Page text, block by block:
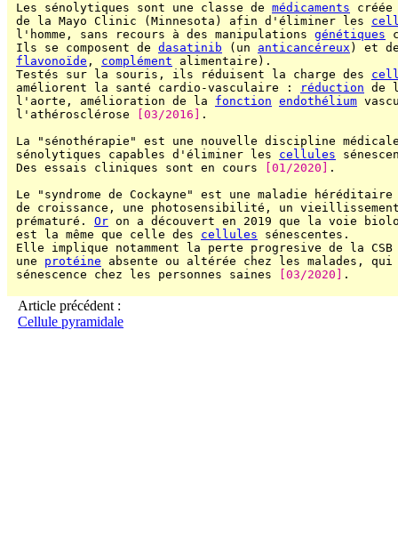
Les sénolytiques sont une classe de médicaments
de la Mayo Clinic (Minnesota) afin d'éliminer les
l'homme, sans recours à des manipulations génétiques
Ils se composent de dasatinib (un anticancéreux ) et
flavonoïde , complément alimentaire).
Testés sur la souris, ils réduisent la charge des
améliorent la santé cardio-vasculaire :
réduction de
l'aorte, amélioration de la fonction endothélium
l'athérosclérose
[03/2016]
.
La "sénothérapie" est une nouvelle discipline
sénolytiques capables d'éliminer les cellules
Des essais cliniques sont en cours
[01/2020]
.
Le "syndrome de Cockayne" est une maladie
de croissance, une photosensibilité, un
prématuré. Or on a découvert en 2019 que la voie
est la même que celle des cellules sénescentes.
Elle implique notamment la perte progresive de la CSB
une protéine absente ou altérée chez les malades,
sénescence chez les personnes saines
[03/2020] .
Article précédent :
Cellule pyramidale